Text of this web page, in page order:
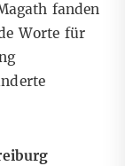
fanden
Worte für